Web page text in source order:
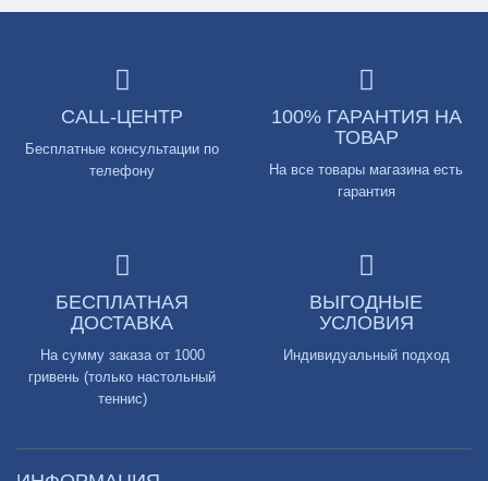
CALL-ЦЕНТР
Бесплатные консультации по
телефону
100% ГАРАНТИЯ НА
ТОВАР
На все товары магазина есть
гарантия
БЕСПЛАТНАЯ
ДОСТАВКА
На сумму заказа от 1000
гривень (только настольный
теннис)
ВЫГОДНЫЕ
УСЛОВИЯ
Индивидуальный подход